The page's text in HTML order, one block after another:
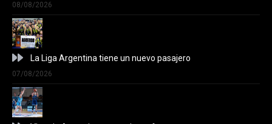
08/08/2026
La Liga Argentina tiene un nuevo pasajero
07/08/2026